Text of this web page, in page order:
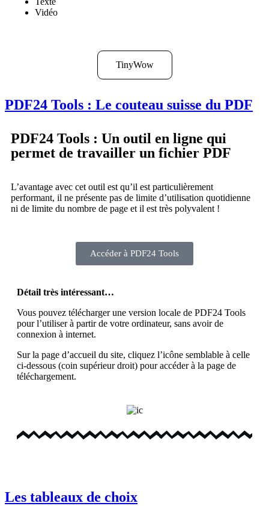
Vidéo
TinyWow
PDF24 Tools : Le couteau suisse du PDF
PDF24 Tools : Un outil en ligne qui
permet de travailler un fichier PDF
L’avantage avec cet outil est qu’il est particulièrement
performant, il ne présente pas de limite d’utilisation quotidienne
ni de limite du nombre de page et il est très polyvalent !
Accéder à PDF24 Tools
Détail très intéressant…
Vous pouvez télécharger une version locale de PDF24 Tools
pour l’utiliser à partir de votre ordinateur, sans avoir de
connexion à internet.
Sur la page d’accueil du site, cliquez l’icône semblable à celle
ci-dessous (coin supérieur droit) pour accéder à la page de
téléchargement.
Les tableaux de choix